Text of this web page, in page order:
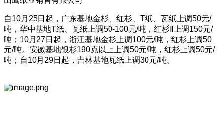
自10月25日起，广东基地金杉、红杉、T纸、瓦纸上调50元/
吨，华中基地T纸、瓦纸上调50-100元/吨，红杉Ⅱ上调150元/
吨；10月27日起，浙江基地金杉上调100元/吨，红杉上调50
元/吨。安徽基地银杉190克以上上调50元/吨，红杉上调50元/
吨；自10月29日起，吉林基地瓦纸上调30元/吨。